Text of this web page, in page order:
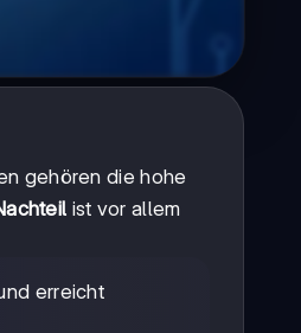
gehören die hohe
ist vor allem
erreicht